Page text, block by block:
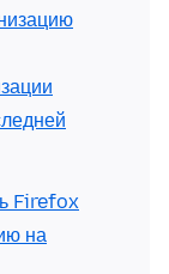
Firefox
на